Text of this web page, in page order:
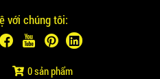
với chúng tôi:
0 sản phẩm